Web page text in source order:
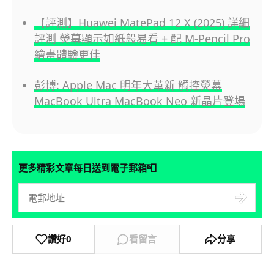
【評測】Huawei MatePad 12 X (2025) 詳細
評測 熒幕顯示如紙般易看 + 配 M-Pencil Pro
繪畫體驗更佳
彭博: Apple Mac 明年大革新 觸控熒幕
MacBook Ultra MacBook Neo 新晶片登場
更多精彩文章每日送到電子郵箱📮
讚好0 看留言 分享